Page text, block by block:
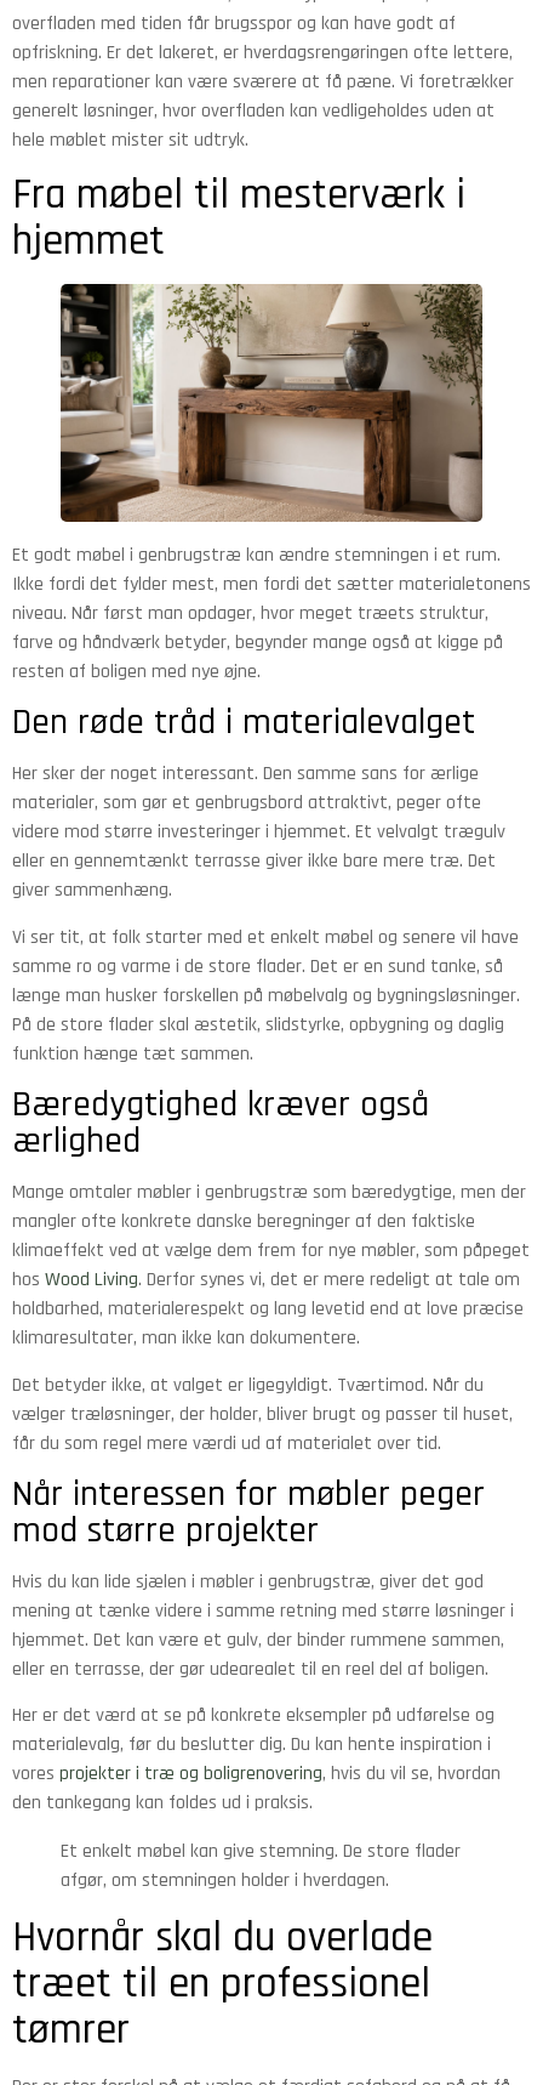
overfladen med tiden får brugsspor og kan have godt af
opfriskning. Er det lakeret, er hverdagsrengøringen ofte lettere,
men reparationer kan være sværere at få pæne. Vi foretrækker
generelt løsninger, hvor overfladen kan vedligeholdes uden at
hele møblet mister sit udtryk.
Fra møbel til mesterværk i
hjemmet
Et godt møbel i genbrugstræ kan ændre stemningen i et rum.
Ikke fordi det fylder mest, men fordi det sætter materialetonens
niveau. Når først man opdager, hvor meget træets struktur,
farve og håndværk betyder, begynder mange også at kigge på
resten af boligen med nye øjne.
Den røde tråd i materialevalget
Her sker der noget interessant. Den samme sans for ærlige
materialer, som gør et genbrugsbord attraktivt, peger ofte
videre mod større investeringer i hjemmet. Et velvalgt trægulv
eller en gennemtænkt terrasse giver ikke bare mere træ. Det
giver sammenhæng.
Vi ser tit, at folk starter med et enkelt møbel og senere vil have
samme ro og varme i de store flader. Det er en sund tanke, så
længe man husker forskellen på møbelvalg og bygningsløsninger.
På de store flader skal æstetik, slidstyrke, opbygning og daglig
funktion hænge tæt sammen.
Bæredygtighed kræver også
ærlighed
Mange omtaler møbler i genbrugstræ som bæredygtige, men der
mangler ofte konkrete danske beregninger af den faktiske
klimaeffekt ved at vælge dem frem for nye møbler, som påpeget
hos Wood Living. Derfor synes vi, det er mere redeligt at tale om
holdbarhed, materialerespekt og lang levetid end at love præcise
klimaresultater, man ikke kan dokumentere.
Det betyder ikke, at valget er ligegyldigt. Tværtimod. Når du
vælger træløsninger, der holder, bliver brugt og passer til huset,
får du som regel mere værdi ud af materialet over tid.
Når interessen for møbler peger
mod større projekter
Hvis du kan lide sjælen i møbler i genbrugstræ, giver det god
mening at tænke videre i samme retning med større løsninger i
hjemmet. Det kan være et gulv, der binder rummene sammen,
eller en terrasse, der gør udearealet til en reel del af boligen.
Her er det værd at se på konkrete eksempler på udførelse og
materialevalg, før du beslutter dig. Du kan hente inspiration i
vores projekter i træ og boligrenovering, hvis du vil se, hvordan
den tankegang kan foldes ud i praksis.
Et enkelt møbel kan give stemning. De store flader
afgør, om stemningen holder i hverdagen.
Hvornår skal du overlade
træet til en professionel
tømrer